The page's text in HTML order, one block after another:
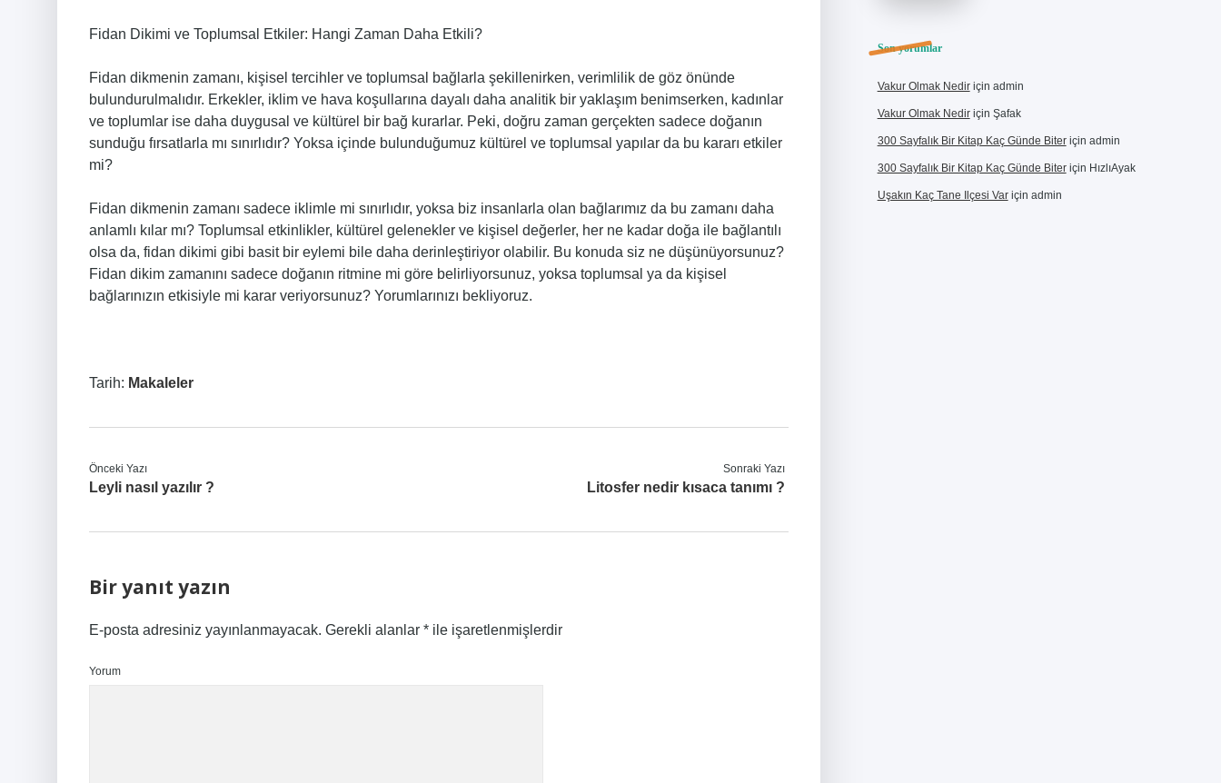
Fidan Dikimi ve Toplumsal Etkiler: Hangi Zaman Daha Etkili?
Fidan dikmenin zamanı, kişisel tercihler ve toplumsal bağlarla şekillenirken, verimlilik de göz önünde
bulundurulmalıdır. Erkekler, iklim ve hava koşullarına dayalı daha analitik bir yaklaşım benimserken, kadınlar
ve toplumlar ise daha duygusal ve kültürel bir bağ kurarlar. Peki, doğru zaman gerçekten sadece doğanın
sunduğu fırsatlarla mı sınırlıdır? Yoksa içinde bulunduğumuz kültürel ve toplumsal yapılar da bu kararı etkiler
mi?
Fidan dikmenin zamanı sadece iklimle mi sınırlıdır, yoksa biz insanlarla olan bağlarımız da bu zamanı daha
anlamlı kılar mı? Toplumsal etkinlikler, kültürel gelenekler ve kişisel değerler, her ne kadar doğa ile bağlantılı
olsa da, fidan dikimi gibi basit bir eylemi bile daha derinleştiriyor olabilir. Bu konuda siz ne düşünüyorsunuz?
Fidan dikim zamanını sadece doğanın ritmine mi göre belirliyorsunuz, yoksa toplumsal ya da kişisel
bağlarınızın etkisiyle mi karar veriyorsunuz? Yorumlarınızı bekliyoruz.
Tarih: Makaleler
Önceki Yazı
Leyli nasıl yazılır ?
Sonraki Yazı
Litosfer nedir kısaca tanımı ?
Bir yanıt yazın
E-posta adresiniz yayınlanmayacak. Gerekli alanlar * ile işaretlenmişlerdir
Yorum
Son yorumlar
Vakur Olmak Nediriçin admin
Vakur Olmak Nediriçin Şafak
300 Sayfalık Bir Kitap Kaç Günde Biteriçin admin
300 Sayfalık Bir Kitap Kaç Günde Biteriçin HızlıAyak
Uşakın Kaç Tane Ilçesi Variçin admin